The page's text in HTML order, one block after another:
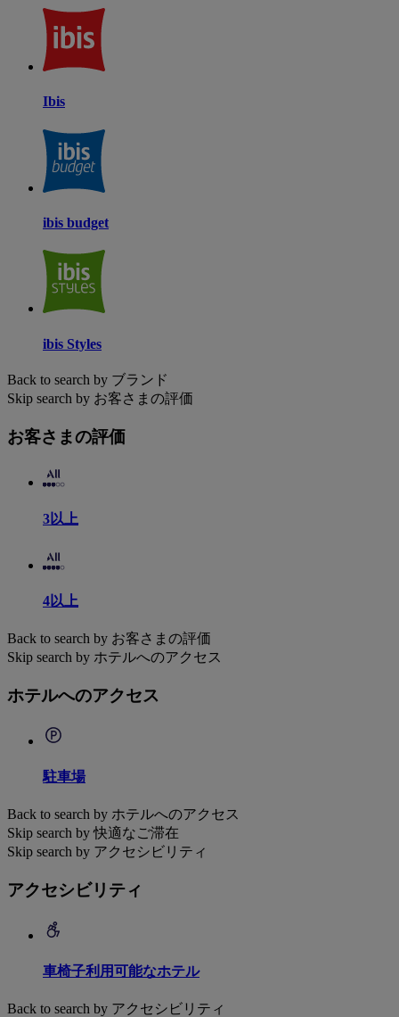
Ibis
ibis budget
ibis Styles
Back to search by ブランド
Skip search by お客さまの評価
お客さまの評価
3以上
4以上
Back to search by お客さまの評価
Skip search by ホテルへのアクセス
ホテルへのアクセス
駐車場
Back to search by ホテルへのアクセス
Skip search by 快適なご滞在
Skip search by アクセシビリティ
アクセシビリティ
車椅子利用可能なホテル
Back to search by アクセシビリティ